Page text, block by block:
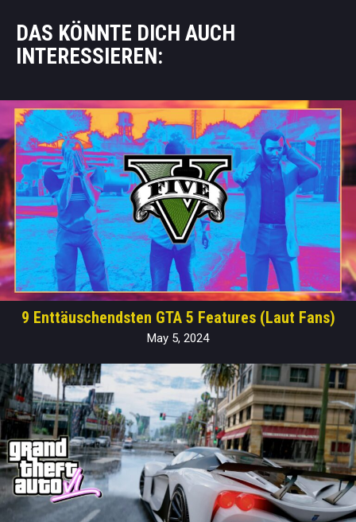
DAS KÖNNTE DICH AUCH
INTERESSIEREN:
9 Enttäuschendsten GTA 5 Features (Laut Fans)
May 5, 2024